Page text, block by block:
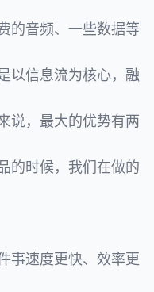
的音频、一些数据等
以信息流为核心，融
说，最大的优势有两
的时候，我们在做的
事速度更快、效率更